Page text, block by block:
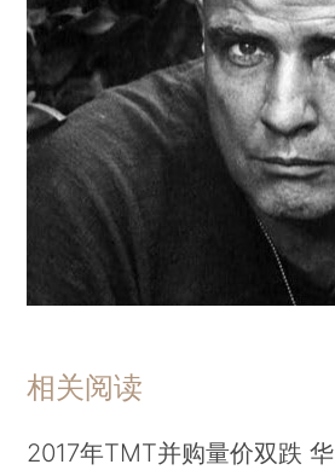
相关阅读
2017年TMT并购量价双跌 华